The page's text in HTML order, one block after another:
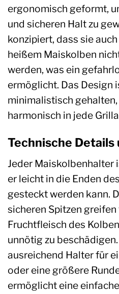
ergonomisch geformt,
und sicheren Halt zu
konzipiert, dass sie
heißem Maiskolben
werden, was ein
ermöglicht. Das Design
minimalistisch
harmonisch in jede
Technische Details
Jeder Maiskolbenhalter
er leicht in die Enden
gesteckt werden kann.
sicheren Spitzen
Fruchtfleisch des
unnötig zu
ausreichend Halter für
oder eine größere
ermöglicht eine